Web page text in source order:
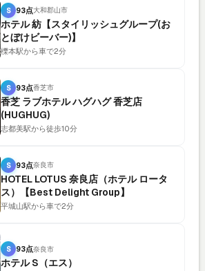
S 93点大和郡山市
ホテル 紡【スタイリッシュグループ(お
とぼけビーバー)】
櫟本駅から車で2分
S 93点香芝市
香芝 ラブホテル ハグハグ 香芝店
(HUGHUG)
志都美駅から徒歩10分
S 93点奈良市
HOTEL LOTUS 奈良店（ホテル ロータ
ス）【Best Delight Group】
平城山駅から車で2分
S 93点奈良市
ホテル S（エス）